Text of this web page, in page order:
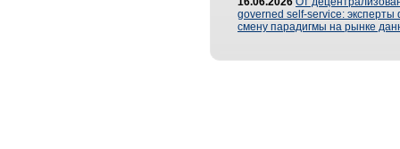
governed self-service: эксперты
смену парадигмы на рынке